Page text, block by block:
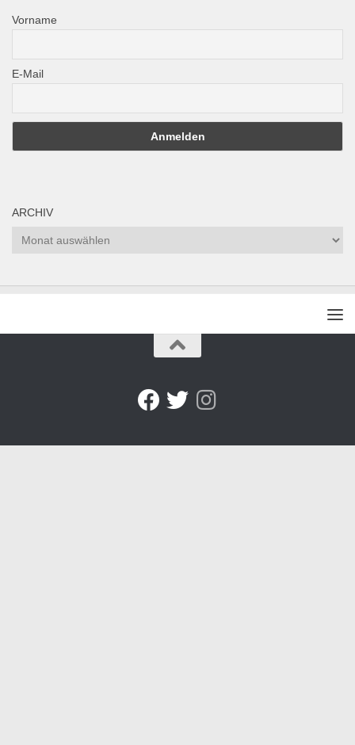
Vorname
E-Mail
ARCHIV
Archiv